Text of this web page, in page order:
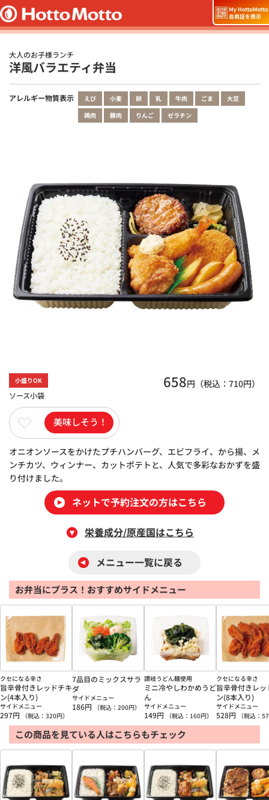
大人のお子様ランチ
洋風バラエティ弁当
アレルギー物質表示 えび 小麦 卵 乳 牛肉 ごま
大豆
鶏肉
豚肉 りんご ゼラチン
小盛りOK
ソース小袋
658円（税込： 710円）
美味しそう！
オニオンソースをかけたプチハンバーグ、エビフライ、から揚、メ
ンチカツ、ウィンナー、カットポテトと、人気で多彩なおかずを盛
り付けました。
ネットで予約注文の方はこちら
栄養成分/原産国はこちら
メニュー一覧に戻る
お弁当にプラス！おすすめサイドメニュー
クセになる辛さ
旨辛骨付きレッドチキ
ン(4本入り)
サイドメニュー
297円 （税込： 320円）
7品目のミックスサラ
ダ
サイドメニュー
186円 （税込： 200円）
讃岐うどん麺使用
ミニ冷やしわかめうど
ん
サイドメニュー
149円 （税込： 160円）
クセになる辛さ
旨辛骨付きレッ
ン(8本入り)
サイドメニュー
528円 （税込：
この商品を見ている人はこちらもチェック